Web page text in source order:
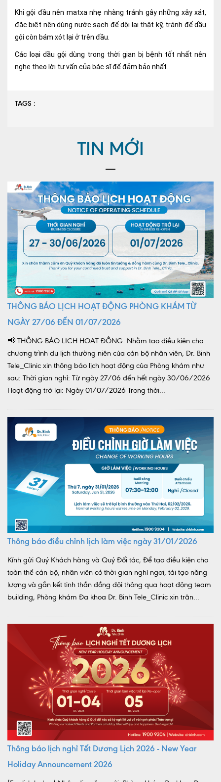
Khi gội đầu nên matxa nhẹ nhàng tránh gây những xây xát,
đặc biệt nên dùng nước sạch để dội lại thật kỹ, tránh để dầu
gội còn bám xót lại ở trên đầu.
Các loại dầu gội dùng trong thời gian bị bệnh tốt nhất nên
nghe theo lời tư vấn của bác sĩ để đảm bảo nhất.
TAGS :
TIN MỚI
THÔNG BÁO LỊCH HOẠT ĐỘNG PHÒNG KHÁM TỪ
NGÀY 27/06 ĐẾN 01/07/2026
📢 THÔNG BÁO LỊCH HOẠT ĐỘNG Nhằm tạo điều kiện cho
chương trình du lịch thường niên của cán bộ nhân viên, Dr. Binh
Tele_Clinic xin thông báo lịch hoạt động của Phòng khám như
sau: Thời gian nghỉ: Từ ngày 27/06 đến hết ngày 30/06/2026
Hoạt động trở lại: Ngày 01/07/2026 Trong thời...
Thông báo điều chỉnh lịch làm việc ngày 31/01/2026
Kính gửi Quý Khách hàng và Quý Đối tác, Để tạo điều kiện cho
toàn thể cán bộ, nhân viên có thời gian nghỉ ngơi, tái tạo năng
lượng và gắn kết tinh thần đồng đội thông qua hoạt động team
building, Phòng khám Đa khoa Dr. Binh Tele_Clinic xin trân...
Thông báo lịch nghỉ Tết Dương Lịch 2026 - New Year
Holiday Announcement 2026